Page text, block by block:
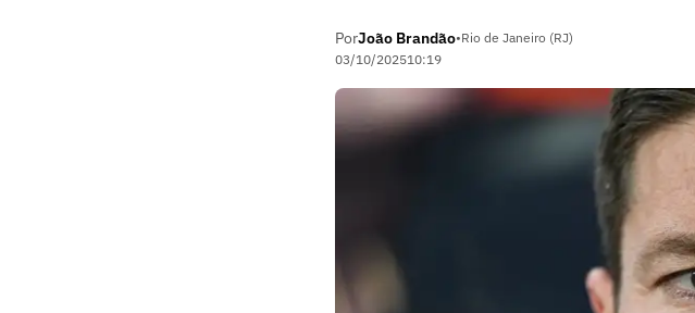
PorJoão Brandão•Rio de Janeiro (RJ)
03/10/202510:19